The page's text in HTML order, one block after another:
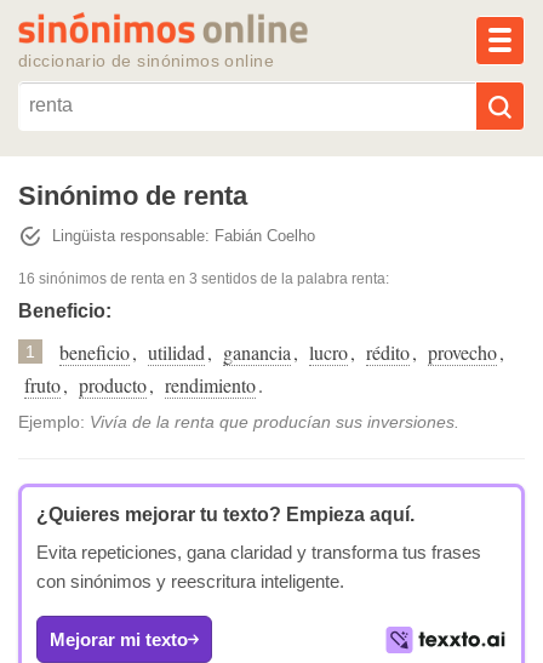
diccionario de sinónimos online
Reescribir texto con IA
Sinónimos populares
Temas recientes
Sinónimo de renta
Lingüista responsable: Fabián Coelho
16 sinónimos de renta en 3 sentidos de la palabra renta:
Beneficio:
1 beneficio, utilidad, ganancia, lucro, rédito, provecho,
fruto, producto, rendimiento.
Ejemplo: Vivía de la renta que producían sus inversiones.
¿Quieres mejorar tu texto? Empieza aquí.
Evita repeticiones, gana claridad y transforma tus frases
con sinónimos y reescritura inteligente.
Mejorar mi texto